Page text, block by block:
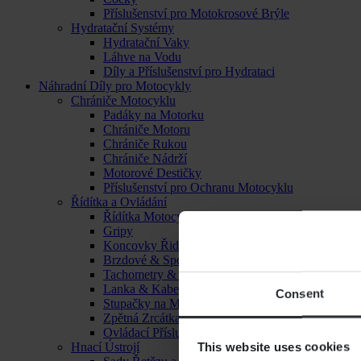
Consent
This website uses cookies
Příslušenství pro Motokrosové Brýle
Hydratační Systémy
Hydratační Vaky
Láhve na Vodu
Díly a Příslušenství pro Hydrataci
Náhradní Díly pro Motocykly
Chrániče Motocyklu
Padáky na Motorku
Chrániče Motoru
Chrániče Rukou
Chrániče Nádrží
Motorové Destičky
Příslušenství pro Ochranu Motocyklu
Řídítka a Ovládání
Řídítka Motocyklu
Gripy
Koncovky Řidítek
Brzdové & Spojkové Páčky
Tachometry & Hodiny
Lanka & Kabely
Stupačky na Motorku
Zpětná Zrcátka
Ovládací Příslušenství
Hnací Ústrojí